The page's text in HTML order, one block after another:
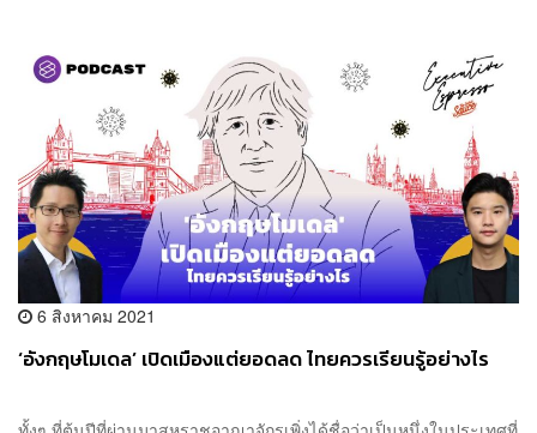
6 สิงหาคม 2021
‘อังกฤษโมเดล’ เปิดเมืองแต่ยอดลด ไทยควรเรียนรู้อย่างไร